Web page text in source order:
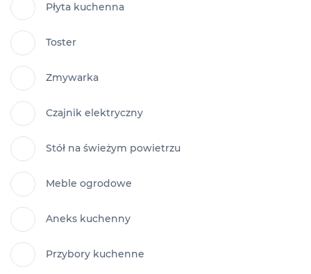
Płyta kuchenna
Toster
Zmywarka
Czajnik elektryczny
Stół na świeżym powietrzu
Meble ogrodowe
Aneks kuchenny
Przybory kuchenne